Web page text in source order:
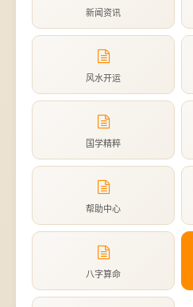
新闻资讯
风水开运
国学精粹
帮助中心
八字算命